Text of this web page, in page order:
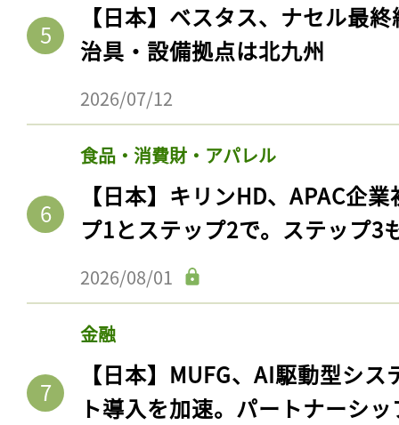
【日本】ベスタス、ナセル最
治具・設備拠点は北九州
2026/07/12
食品・消費財・アパレル
【日本】キリンHD、APAC企
プ1とステップ2で。ステップ3
2026/08/01
金融
【日本】MUFG、AI駆動型シ
ト導入を加速。パートナーシ